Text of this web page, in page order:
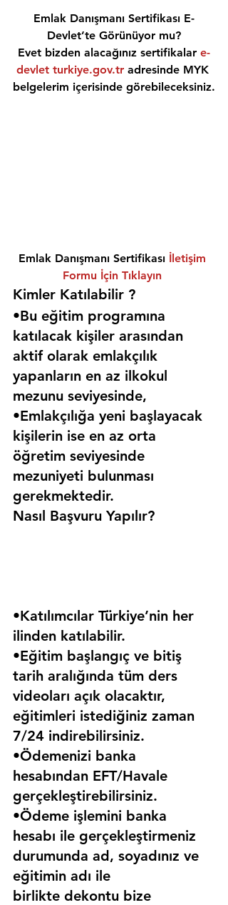
Emlak Danışmanı Sertifikası E-
Devlet’te Görünüyor mu?
Evet bizden alacağınız sertifikalar e-
devlet turkiye.gov.tr adresinde MYK
belgelerim içerisinde görebileceksiniz.
Emlak Danışmanı Sertifikası İletişim
Formu İçin Tıklayın
Kimler Katılabilir ?
•Bu eğitim programına
katılacak kişiler arasından
aktif olarak emlakçılık
yapanların en az ilkokul
mezunu seviyesinde,
•Emlakçılığa yeni başlayacak
kişilerin ise en az orta
öğretim seviyesinde
mezuniyeti bulunması
gerekmektedir.
Nasıl Başvuru Yapılır?
•Katılımcılar Türkiye’nin her
ilinden katılabilir.
•Eğitim başlangıç ve bitiş
tarih aralığında tüm ders
videoları açık olacaktır,
eğitimleri istediğiniz zaman
7/24 indirebilirsiniz.
•Ödemenizi banka
hesabından EFT/Havale
gerçekleştirebilirsiniz.
•Ödeme işlemini banka
hesabı ile gerçekleştirmeniz
durumunda ad, soyadınız ve
eğitimin adı ile
birlikte dekontu bize